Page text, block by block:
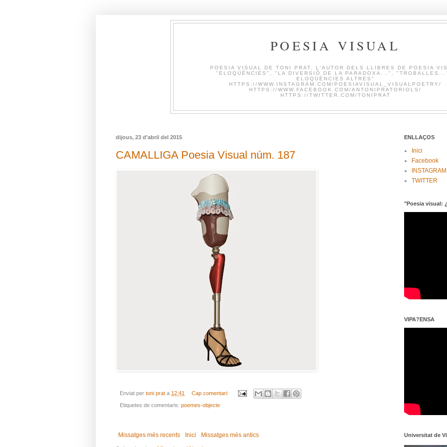
POESIA VISUAL
POESIA VISUAL DE TONI PRAT, L'AUTOR DELS LLIBRES DE POESIA
"ELOQÜÈNCIES", "LA DIVERSIÓ DE LA PARADOXA...",
ELOQÜÈNCIES ALTRES"
HTTPS://WWW.INSTAGRAM.COM/POESIAVISUAL_VISUALPOETRY/
HTTPS://WWW.FACEBOOK.COM/ANTONIPRATORIOLS/
HTTPS://TWITTER.COM/TONIPRAT
dijous, 23 d’abril del 2015
CAMALLIGA Poesia Visual núm. 187
Enviat per toni prat a 12:41 Cap comentari:
Etiquetes de comentaris: poemes-objecte
Missatges més recents Missatges més antics
Inici
ENLLAÇOS
Inici
Facebook
INSTAGRAM
TWITTER
"Poesia visual:
VIPA?ENSA
Universitat de